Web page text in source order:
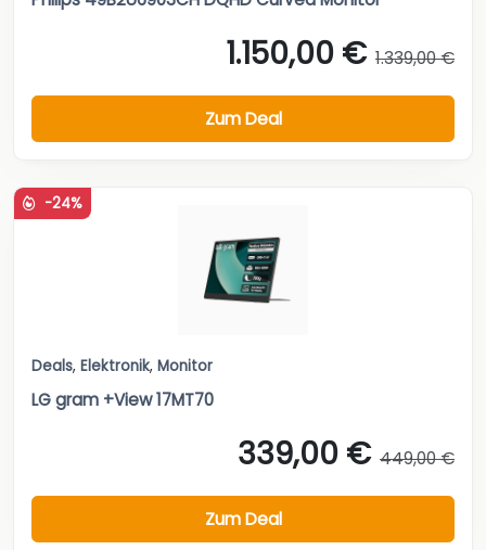
1.150,00 € 1.339,00 €
Zum Deal
-24%
Deals, Elektronik, Monitor
LG gram +View 17MT70
339,00 € 449,00 €
Zum Deal